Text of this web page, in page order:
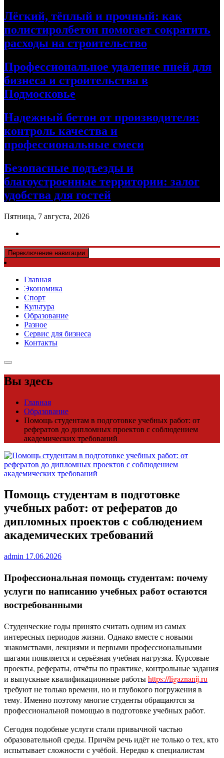
Лёгкий, тёплый и прочный: как
полистиролбетон помогает сократить
расходы на строительство
Профессиональное удаление пней для
бизнеса и строительства в
Подмосковье
Надежный бетон от производителя:
контроль качества и
профессиональные смеси
Безопасные подъезды и
благоустроенные территории: залог
удобства для гостей
Пятница, 7 августа, 2026
Переключение навигации
Главная
Экономика
Спорт
Культура
Образование
Разное
Сервис для бизнеса
Контакты
Вы здесь
Главная
Образование
Помощь студентам в подготовке учебных работ: от
рефератов до дипломных проектов с соблюдением
академических требований
Помощь студентам в подготовке
учебных работ: от рефератов до
дипломных проектов с соблюдением
академических требований
admin 17.06.2026
Профессиональная помощь студентам: почему
услуги по написанию учебных работ остаются
востребованными
Студенческие годы принято считать одним из самых
интересных периодов жизни. Однако вместе с новыми
знакомствами, лекциями и первыми профессиональными
шагами появляется и серьёзная учебная нагрузка. Курсовые
проекты, рефераты, отчёты по практике, контрольные задания
и выпускные квалификационные работыhttps://ligaznanij.ru
требуют не только времени, но и глубокого погружения в
тему. Именно поэтому многие студенты обращаются за
профессиональной помощью в подготовке учебных работ.
Сегодня подобные услуги стали привычной частью
образовательной среды. Причём речь идёт не только о тех, кто
испытывает сложности с учёбой. Нередко к специалистам